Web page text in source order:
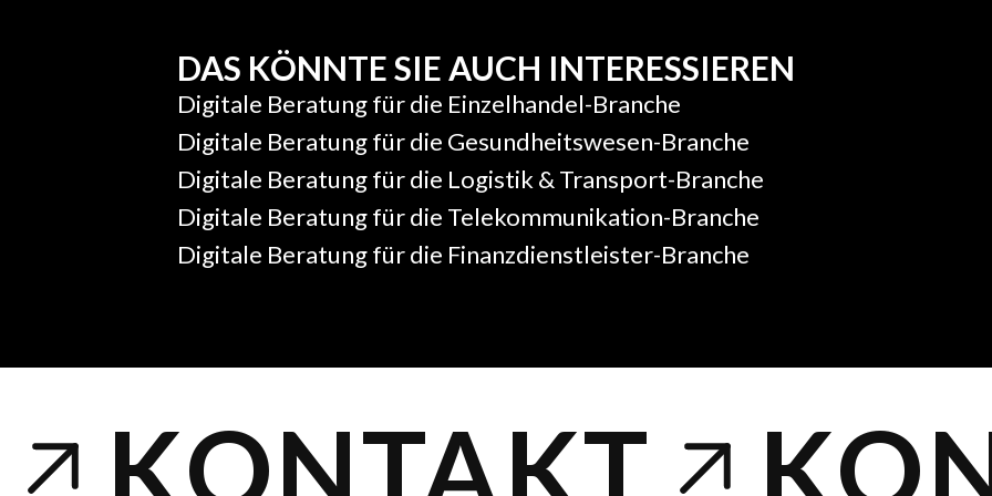
DAS KÖNNTE SIE AUCH INTERESSIEREN
Digitale Beratung für die Einzelhandel-Branche
Digitale Beratung für die Gesundheitswesen-Branche
Digitale Beratung für die Logistik & Transport-Branche
Digitale Beratung für die Telekommunikation-Branche
Digitale Beratung für die Finanzdienstleister-Branche
KONTAKT